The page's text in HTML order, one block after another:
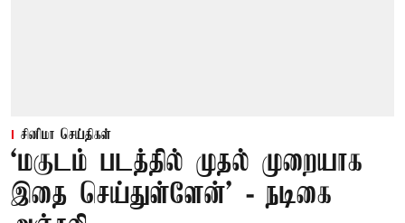
சினிமா செய்திகள்
‘மகுடம் படத்தில் முதல் முறையாக
இதை செய்துள்ளேன்’ - நடிகை